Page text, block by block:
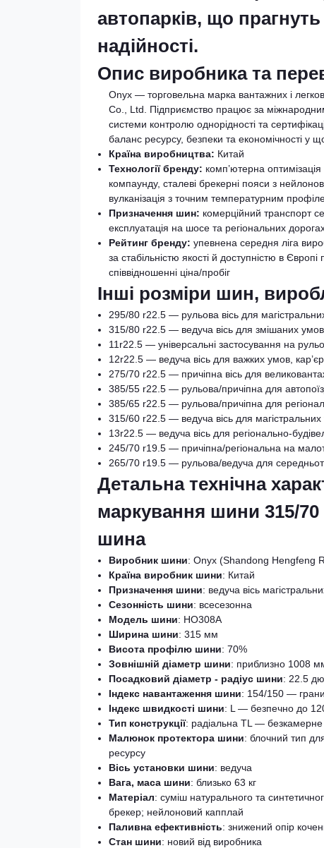
автопарків, що
надійності.
Опис виробника та
Onyx — торговельна марка вантажних і
Co., Ltd. Підприємство працює за
системи контролю однорідності та
баланс ресурсу, безпеки та економічності у
Країна виробництва: Китай
Технології бренду: комп’ютерна
компаунду, сталеві брекерні пояси з
вулканізація з точним температурним
Призначення шин: комерційний транспорт
експлуатація на шосе та регіональних
Рейтинг бренду: упевнена середня ліга
за стабільністю якості й доступністю в
співвідношенні ціна/пробіг
Інші розміри шин,
295/80 r22.5 — рульова вісь для
315/80 r22.5 — ведуча вісь для змішаних
11r22.5 — універсальні застосування на
12r22.5 — ведуча вісь для важких умов,
275/70 r22.5 — причіпна вісь для
385/55 r22.5 — рульова/причіпна для
385/65 r22.5 — рульова/причіпна для
315/60 r22.5 — ведуча вісь для магістральних
13r22.5 — ведуча вісь для регіонально-
245/70 r19.5 — причіпна/регіональна на
265/70 r19.5 — рульова/ведуча для
Детальна технічна
маркування шини 315/
шина
Виробник шини: Onyx (Shandong Hengfeng
Країна виробник шини: Китай
Призначення шини: ведуча вісь
Сезонність шини: всесезонна
Модель шини: HO308A
Ширина шини: 315 мм
Висота профілю шини: 70%
Зовнішній діаметр шини: приблизно 1008
Посадковий діаметр - радіус шини: 22.5
Індекс навантаження шини: 154/150 —
Індекс швидкості шини: L — безпечно до
Тип конструкції: радіальна TL —
Малюнок протектора шини: блочний тип
ресурсу
Вісь установки шини: ведуча
Вага, маса шини: близько 63 кг
Матеріал: суміш натурального та
брекер; нейлоновий капплай
Паливна ефективність: знижений опір
Стан шини: новий від виробника